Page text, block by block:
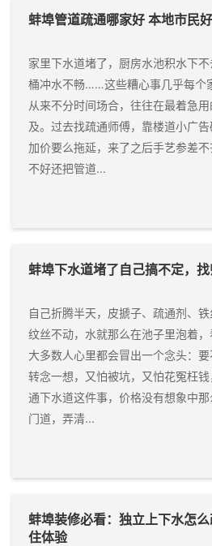
蚌埠管道疏通哪家好 本地市民
家里下水道堵了，厨房水池积水下
桶冲水不畅……这些糟心事几乎每个
从来不分时间场合，往往在最着急
及。过去找疏通师傅，靠楼道小广
加价要么拖延，来了之后手艺参差
不好还把管道...
蚌埠下水道堵了自己搞不定，
自己折腾半天，皮搋子、疏通剂、
纹丝不动，水就那么在池子里泡着
大多数人心里都会冒出一个念头：
转念一想，又怕被坑，又怕花冤枉
通下水道这件事，价格没有想象中
门道，弄清...
蚌埠装修必看：独立上下水怎
住体验